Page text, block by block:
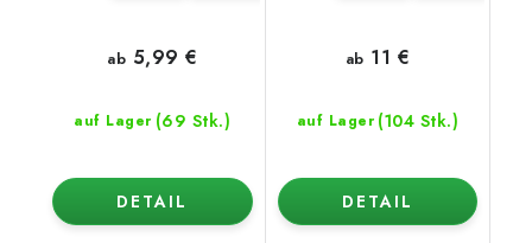
auf Lager (69 Stk.)
ab 5,99 €
DETAIL
auf Lager (104 Stk.)
ab 11 €
DETAIL